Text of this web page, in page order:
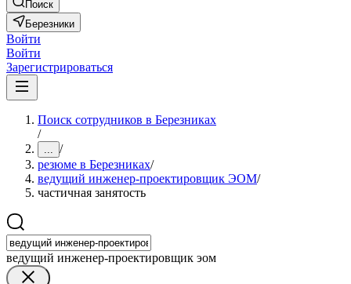
Поиск
Березники
Войти
Войти
Зарегистрироваться
Поиск сотрудников в Березниках
/
... /
резюме в Березниках/
ведущий инженер-проектировщик ЭОМ/
частичная занятость
ведущий инженер-проектировщик эом